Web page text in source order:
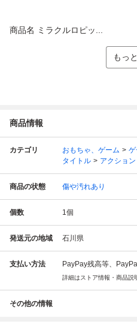
商品名 ミラクルロピッ...
もっ
商品情報
カテゴリ おもちゃ、ゲーム ゲ
タイトル
アクション
商品の状態 傷や汚れあり
個数 1個
発送元の地域 石川県
支払い方法 PayPay残高等、
詳細はストア情報・商品説
その他の情報